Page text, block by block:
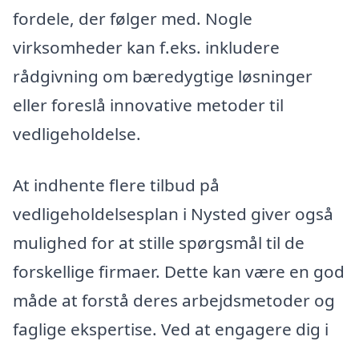
fordele, der følger med. Nogle
virksomheder kan f.eks. inkludere
rådgivning om bæredygtige løsninger
eller foreslå innovative metoder til
vedligeholdelse.
At indhente flere tilbud på
vedligeholdelsesplan i Nysted giver også
mulighed for at stille spørgsmål til de
forskellige firmaer. Dette kan være en god
måde at forstå deres arbejdsmetoder og
faglige ekspertise. Ved at engagere dig i